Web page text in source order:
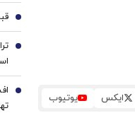
ایکس یوتیوب
3
4
5